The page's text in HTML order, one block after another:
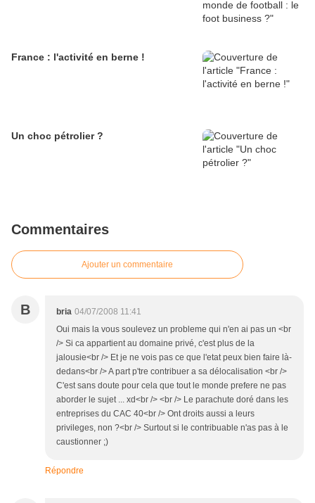
France : l'activité en berne !
Un choc pétrolier ?
Commentaires
Ajouter un commentaire
B bria 04/07/2008 11:41
Oui mais la vous soulevez un probleme qui n'en ai pas un <br
/> Si ca appartient au domaine privé, c'est plus de la
jalousie<br /> Et je ne vois pas ce que l'etat peux bien faire là-
dedans<br /> A part p'tre contribuer a sa délocalisation <br />
C'est sans doute pour cela que tout le monde prefere ne pas
aborder le sujet ... xd<br /> <br /> Le parachute doré dans les
entreprises du CAC 40<br /> Ont droits aussi a leurs
privileges, non ?<br /> Surtout si le contribuable n'as pas à le
caustionner ;)
Répondre